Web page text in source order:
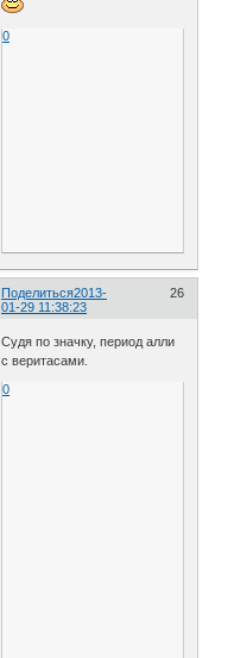
0
Поделиться 26
2013-
01-29 11:38:23
Судя по значку, период алли
с веритасами.
0